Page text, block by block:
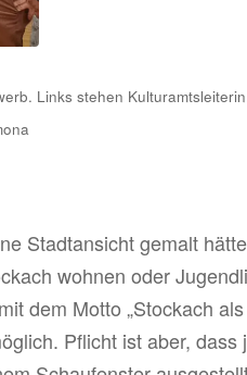
Links stehen
Stadtansicht gemalt
wohnen oder
dem Motto „Stockach
Pflicht ist aber, dass